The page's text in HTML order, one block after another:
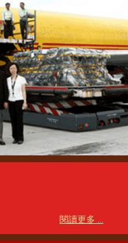
閱讀更多 ...